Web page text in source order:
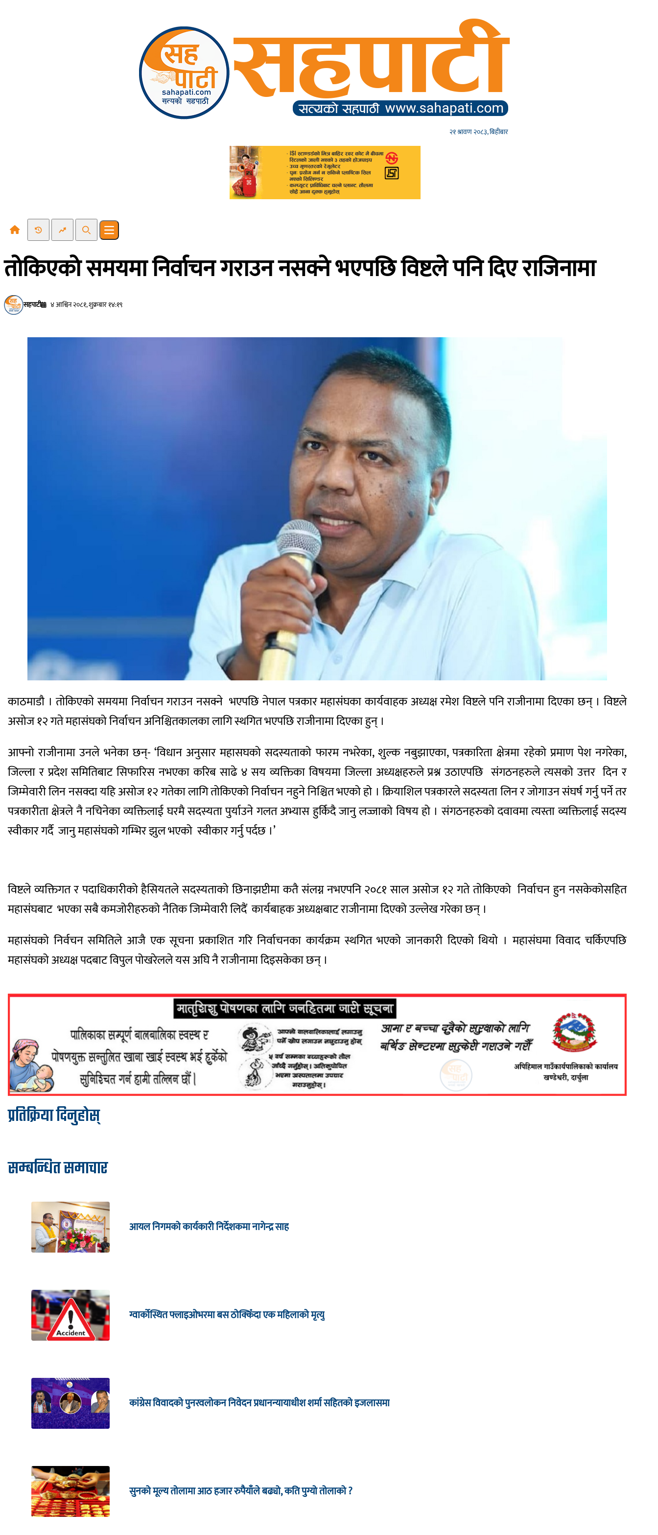
२१ श्रावण २०८३, बिहीबार
Recent NewsTrending News
SearchOpen main menu
ताेकिएकाे समयमा निर्वाचन गराउन नसक्ने भएपछि विष्टले पनि दिए राजिनामा
सहपाटी ४ आश्विन २०८१, शुक्रबार १४:१९
काठमाडाै । ताेकिएकाे समयमा निर्वाचन गराउन नसक्ने भएपछि नेपाल पत्रकार महासंघका कार्यवाहक अध्यक्ष रमेश विष्टले पनि राजीनामा दिएका छन् । विष्टले
असोज १२ गते महासंघको निर्वाचन अनिश्चितकालका लागि स्थगित भएपछि राजीनामा दिएका हुन् ।
आफ्नो राजीनामा उनले भनेका छन्- ‘विधान अनुसार महासघको सदस्यताको फारम नभरेका, शुल्क नबुझाएका, पत्रकारिता क्षेत्रमा रहेको प्रमाण पेश नगरेका,
जिल्ला र प्रदेश समितिबाट सिफारिस नभएका करिब साढे ४ सय व्यक्तिका विषयमा जिल्ला अध्यक्षहरुले प्रश्न उठाएपछि संगठनहरुले त्यसको उत्तर दिन र
जिम्मेवारी लिन नसक्दा यहि असोज १२ गतेका लागि तोकिएको निर्वाचन नहुने निश्चित भएको हो । क्रियाशिल पत्रकारले सदस्यता लिन र जोगाउन संघर्ष गर्नु पर्ने तर
पत्रकारीता क्षेत्रले नै नचिनेका व्यक्तिलाई घरमै सदस्यता पुर्याउने गलत अभ्यास हुर्किदै जानु लज्जाको विषय हो । संगठनहरुको दवावमा त्यस्ता व्यक्तिलाई सदस्य
स्वीकार गर्दै जानु महासंघको गम्भिर झुल भएको स्वीकार गर्नु पर्दछ ।’
विष्टले व्यक्तिगत र पदाधिकारीको हैसियतले सदस्यताको छिनाझप्टीमा कतै संलग्न नभएपनि २०८१ साल असोज १२ गते तोकिएको निर्वाचन हुन नसकेकोसहित
महासंघबाट भएका सबै कमजोरीहरुको नैतिक जिम्मेवारी लिदैं कार्यबाहक अध्यक्षबाट राजीनामा दिएको उल्लेख गरेका छन् ।
महासंघको निर्वचन समितिले आजै एक सूचना प्रकाशित गरि निर्वाचनका कार्यक्रम स्थगित भएको जानकारी दिएको थियो । महासंघमा विवाद चर्किएपछि
महासंघको अध्यक्ष पदबाट विपुल पोखरेलले यस अघि नै राजीनामा दिइसकेका छन् ।
प्रतिक्रिया दिनुहोस्
सम्बन्धित समाचार
आयल निगमको कार्यकारी निर्देशकमा नागेन्द्र साह
ग्वार्कोस्थित फ्लाइओभरमा बस ठोक्किँदा एक महिलाको मृत्यु
कांग्रेस विवादको पुनरवलोकन निवेदन प्रधानन्यायाधीश शर्मा सहितको इजलासमा
सुनको मूल्य तोलामा आठ हजार रुपैयाँले बढ्यो, कति पुग्यो तोलाको ?